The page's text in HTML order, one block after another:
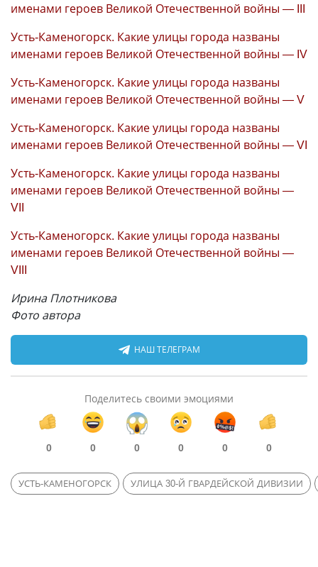
именами героев Великой Отечественной войны — III
Усть-Каменогорск. Какие улицы города названы
именами героев Великой Отечественной войны — IV
Усть-Каменогорск. Какие улицы города названы
именами героев Великой Отечественной войны — V
Усть-Каменогорск. Какие улицы города названы
именами героев Великой Отечественной войны — VI
Усть-Каменогорск. Какие улицы города названы
именами героев Великой Отечественной войны —
VII
Усть-Каменогорск. Какие улицы города названы
именами героев Великой Отечественной войны —
VIII
Ирина Плотникова
Фото автора
НАШ ТЕЛЕГРАМ
Поделитесь своими эмоциями
0 0 0 0 0 0
УСТЬ-КАМЕНОГОРСК УЛИЦА 30-Й ГВАРДЕЙСКОЙ ДИВИЗИИ